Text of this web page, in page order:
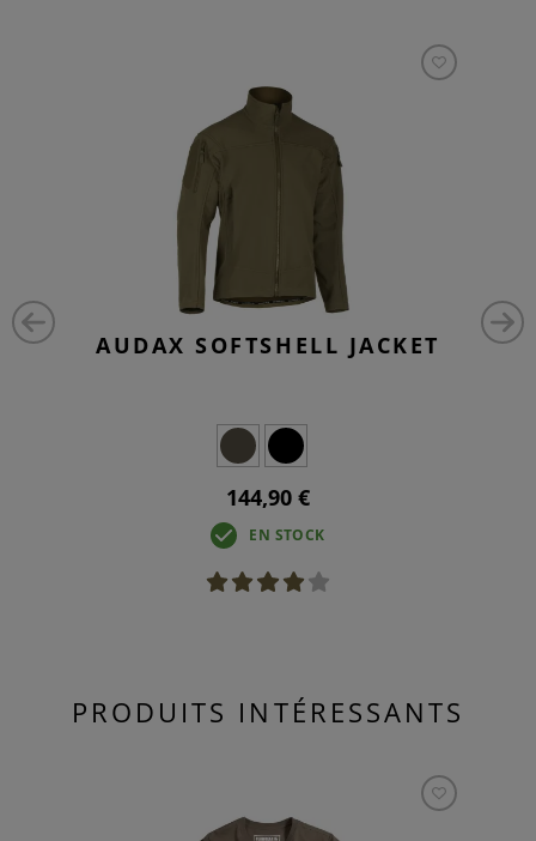
AUDAX SOFTSHELL JACKET
144,90 €
EN STOCK
PRODUITS INTÉRESSANTS